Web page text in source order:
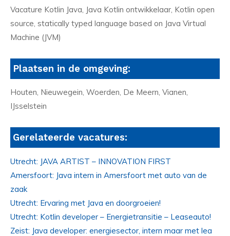
Vacature Kotlin Java, Java Kotlin ontwikkelaar, Kotlin open
source, statically typed language based on Java Virtual
Machine (JVM)
Plaatsen in de omgeving:
Houten, Nieuwegein, Woerden, De Meern, Vianen,
IJsselstein
Gerelateerde vacatures:
Utrecht: JAVA ARTIST – INNOVATION FIRST
Amersfoort: Java intern in Amersfoort met auto van de
zaak
Utrecht: Ervaring met Java en doorgroeien!
Utrecht: Kotlin developer – Energietransitie – Leaseauto!
Zeist: Java developer: energiesector, intern maar met lea